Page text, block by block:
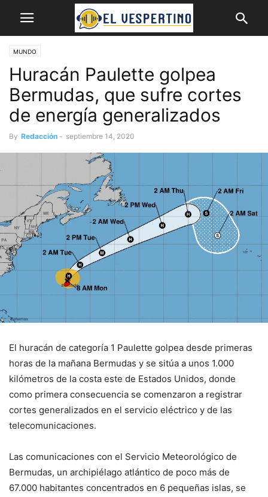
MUNDO
Huracán Paulette golpea
Bermudas, que sufre cortes
de energía generalizados
By Redacción - septiembre 14, 2020
El huracán de categoría 1 Paulette golpea desde primeras
horas de la mañana Bermudas y se sitúa a unos 1.000
kilómetros de la costa este de Estados Unidos, donde
como primera consecuencia se comenzaron a registrar
cortes generalizados en el servicio eléctrico y de las
telecomunicaciones.
Las comunicaciones con el Servicio Meteorológico de
Bermudas, un archipiélago atlántico de poco más de
67.000 habitantes concentrados en 6 pequeñas islas, se